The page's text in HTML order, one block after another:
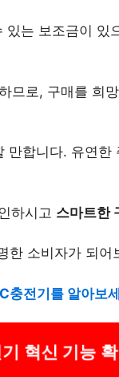
있는 보조금이
므로, 구매를 희
만합니다. 유연한
하시고 스마트한
한 소비자가 되어
충전기를 알아보
혁신 기능